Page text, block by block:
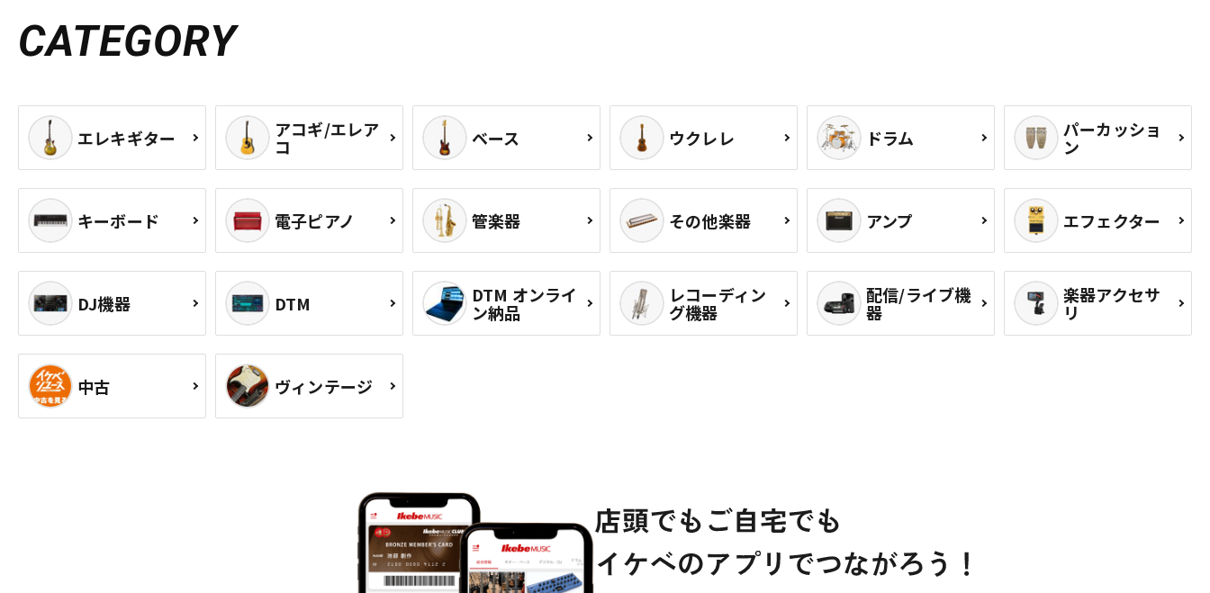
CATEGORY
エレキギター アコギ/エレア
コ ベース ウクレレ ドラム パーカッショ
ン
キーボード 電子ピアノ 管楽器 その他楽器 アンプ エフェクター
DJ機器 DTM DTM オンライ
ン納品
レコーディン
グ機器
配信/ライブ機
器
楽器アクセサ
リ
中古 ヴィンテージ